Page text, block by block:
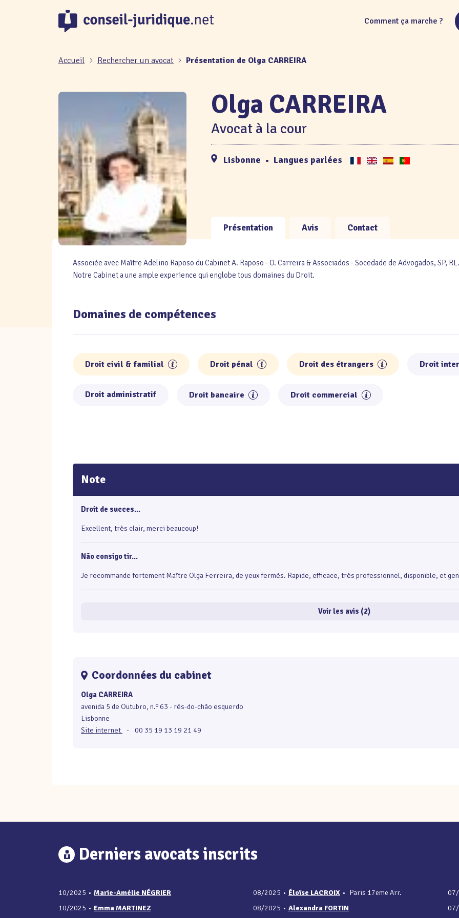
Comment ça marche ?
Accueil Rechercher un avocat Présentation de Olga CARREIRA
Olga CARREIRA
Avocat à la cour
Lisbonne • Langues parlées
Présentation Avis Contact
Associée avec Maître Adelino Raposo du Cabinet A. Raposo - O. Carreira & Associados - Socedade de Advogados, SP, RL.
Notre Cabinet a une ample experience qui englobe tous domaines du Droit.
Domaines de compétences
Droit civil & familial Droit pénal Droit des étrangers Droit
Droit administratif Droit bancaire Droit commercial
Note
Droit de succes...
Excellent, très clair, merci beaucoup!
Não consigo tir...
Je recommande fortement Maître Olga Ferreira, de yeux fermés. Rapide, efficace, très professionnel, disponible, et
Voir les avis (2)
Coordonnées du cabinet
Olga CARREIRA
avenida 5 de Outubro, n.º 63 - rés-do-chão esquerdo
Lisbonne
Site internet
- 00 35 19 13 19 21 49
Derniers avocats inscrits
10/2025 • Marie-Amélie NÉGRIER
10/2025 • Emma MARTINEZ
08/2025 • Éloïse LACROIX • Paris 17eme Arr.
08/2025 • Alexandra FORTIN